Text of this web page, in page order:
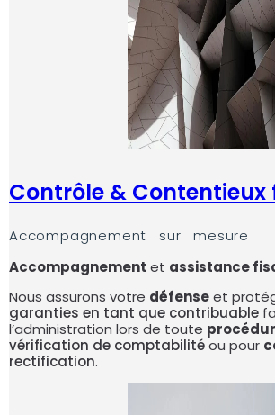
Contrôle & Contentieux
Accompagnement sur mesure
Accompagnement et assistance
Nous assurons votre défenseet
garanties en tant que contribuable
l’administration lors de toute
vérification de comptabilitéou pour
rectification.